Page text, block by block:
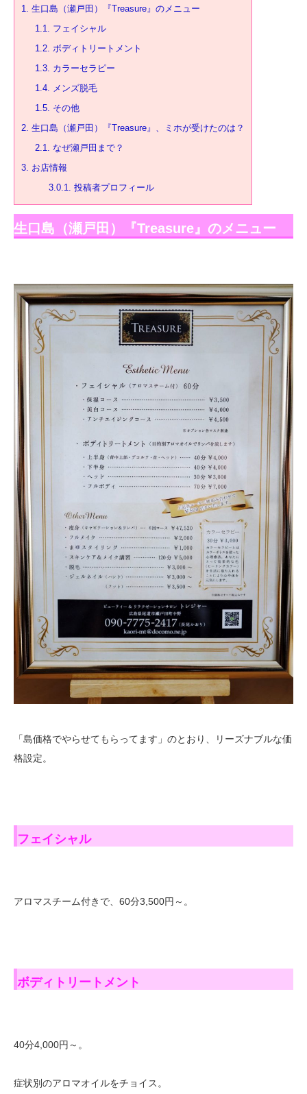
1. 生口島（瀬戸田）『Treasure』のメニュー
1.1. フェイシャル
1.2. ボディトリートメント
1.3. カラーセラピー
1.4. メンズ脱毛
1.5. その他
2. 生口島（瀬戸田）『Treasure』、ミホが受けたのは？
2.1. なぜ瀬戸田まで？
3. お店情報
3.0.1. 投稿者プロフィール
生口島（瀬戸田）『Treasure』のメニュー
「島価格でやらせてもらってます」のとおり、リーズナブルな価
格設定。
フェイシャル
アロマスチーム付きで、60分3,500円～。
ボディトリートメント
40分4,000円～。
症状別のアロマオイルをチョイス。